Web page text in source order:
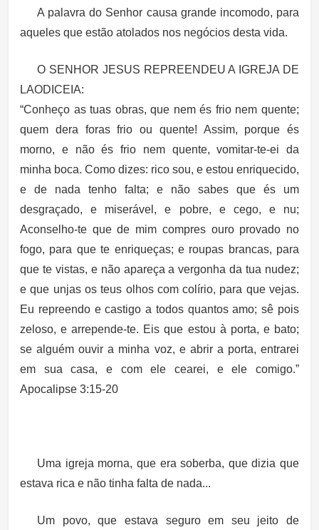
A palavra do Senhor causa grande incomodo, para
aqueles que estão atolados nos negócios desta vida.
O SENHOR JESUS REPREENDEU A IGREJA DE
LAODICEIA:
“Conheço as tuas obras, que nem és frio nem quente;
quem dera foras frio ou quente! Assim, porque és
morno, e não és frio nem quente, vomitar-te-ei da
minha boca. Como dizes: rico sou, e estou enriquecido,
e de nada tenho falta; e não sabes que és um
desgraçado, e miserável, e pobre, e cego, e nu;
Aconselho-te que de mim compres ouro provado no
fogo, para que te enriqueças; e roupas brancas, para
que te vistas, e não apareça a vergonha da tua nudez;
e que unjas os teus olhos com colírio, para que vejas.
Eu repreendo e castigo a todos quantos amo; sê pois
zeloso, e arrepende-te. Eis que estou à porta, e bato;
se alguém ouvir a minha voz, e abrir a porta, entrarei
em sua casa, e com ele cearei, e ele comigo.”
Apocalipse 3:15-20
Uma igreja morna, que era soberba, que dizia que
estava rica e não tinha falta de nada...
Um povo, que estava seguro em seu jeito de